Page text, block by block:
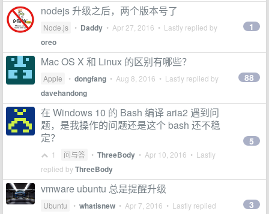
nodejs 升级之后，两个版本号了
Node.js • Daddy • Apr 27, 2016 • Lastly replied by
oreo
1
Mac OS X 和 Linux 的区别有哪些？
Apple • dongfang • Aug 8, 2016 • Lastly replied by
davehandong
88
在 Windows 10 的 Bash 编译 aria2 遇到问
题，是我操作的问题还是这个 bash 还不稳
定？
1 问与答 • ThreeBody • Apr 10, 2016 • Lastly
replied byThreeBody
5
vmware ubuntu 总是提醒升级
Ubuntu • whatisnew • Apr 7, 2016 • Lastly replied
3